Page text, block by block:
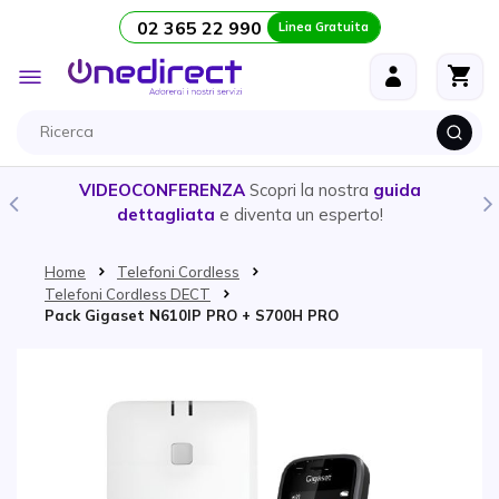
Salta al contenuto 02 365 22 990 Linea Gratuita
Toggle
Nav
VIDEOCONFERENZA Scopri la nostra guida
dettagliata e diventa un esperto!
Home
Telefoni Cordless
Telefoni Cordless DECT
Pack Gigaset N610IP PRO + S700H PRO